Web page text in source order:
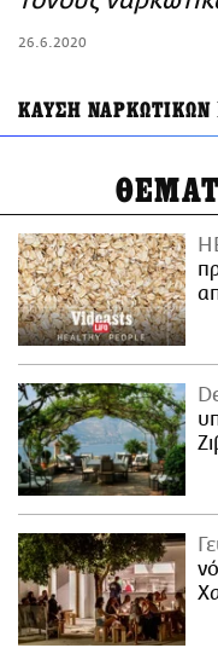
26.6.2020
ΚΑΥΣΗ ΝΑΡΚΩΤΙΚΩΝ